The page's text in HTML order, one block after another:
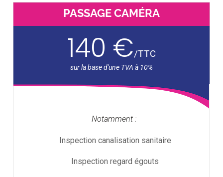
PASSAGE CAMÉRA
140 €/TTC
Notamment :
Inspection canalisation sanitaire
Inspection regard égouts